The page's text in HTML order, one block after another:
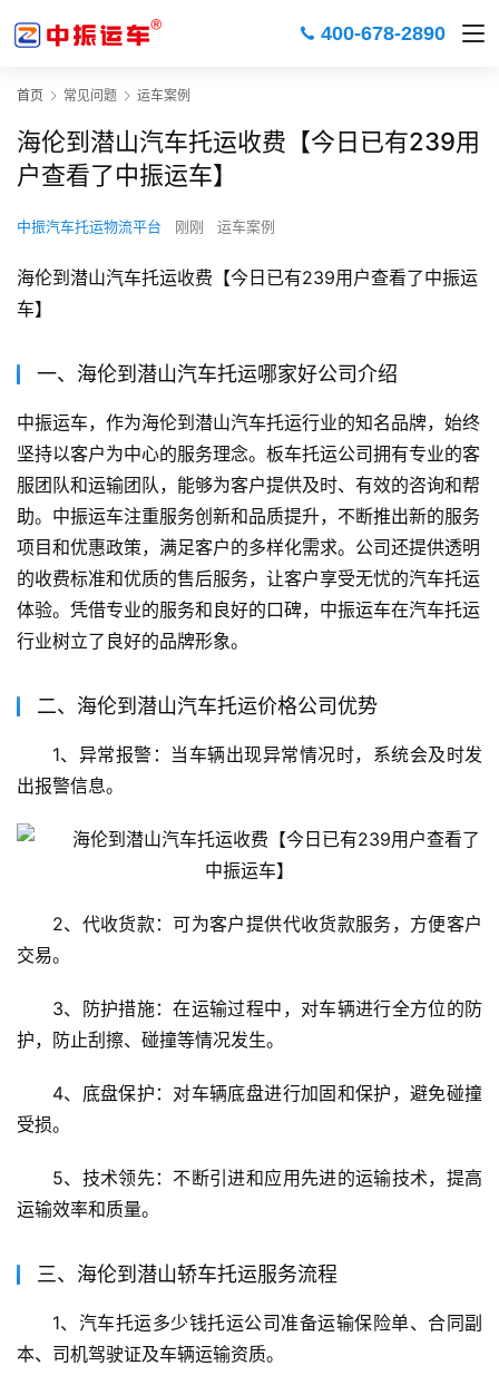
400-678-2890
首页 常见问题 运车案例
海伦到潜山汽车托运收费【今日已有239用
户查看了中振运车】
中振汽车托运物流平台 刚刚 运车案例
海伦到潜山汽车托运收费【今日已有239用户查看了中振运
车】
一、海伦到潜山汽车托运哪家好公司介绍
中振运车，作为海伦到潜山汽车托运行业的知名品牌，始终
坚持以客户为中心的服务理念。板车托运公司拥有专业的客
服团队和运输团队，能够为客户提供及时、有效的咨询和帮
助。中振运车注重服务创新和品质提升，不断推出新的服务
项目和优惠政策，满足客户的多样化需求。公司还提供透明
的收费标准和优质的售后服务，让客户享受无忧的汽车托运
体验。凭借专业的服务和良好的口碑，中振运车在汽车托运
行业树立了良好的品牌形象。
二、海伦到潜山汽车托运价格公司优势
1、异常报警：当车辆出现异常情况时，系统会及时发
出报警信息。
2、代收货款：可为客户提供代收货款服务，方便客户
交易。
3、防护措施：在运输过程中，对车辆进行全方位的防
护，防止刮擦、碰撞等情况发生。
4、底盘保护：对车辆底盘进行加固和保护，避免碰撞
受损。
5、技术领先：不断引进和应用先进的运输技术，提高
运输效率和质量。
三、海伦到潜山轿车托运服务流程
1、汽车托运多少钱托运公司准备运输保险单、合同副
本、司机驾驶证及车辆运输资质。